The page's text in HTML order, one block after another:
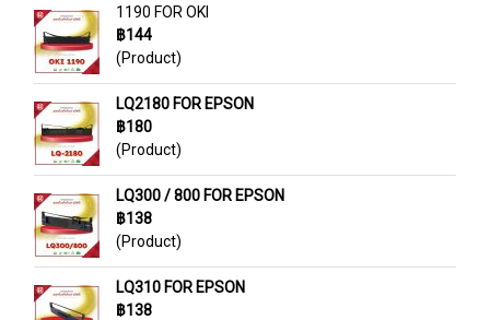
1190 FOR OKI
฿144
(Product)
LQ2180 FOR EPSON
฿180
(Product)
LQ300 / 800 FOR EPSON
฿138
(Product)
LQ310 FOR EPSON
฿138